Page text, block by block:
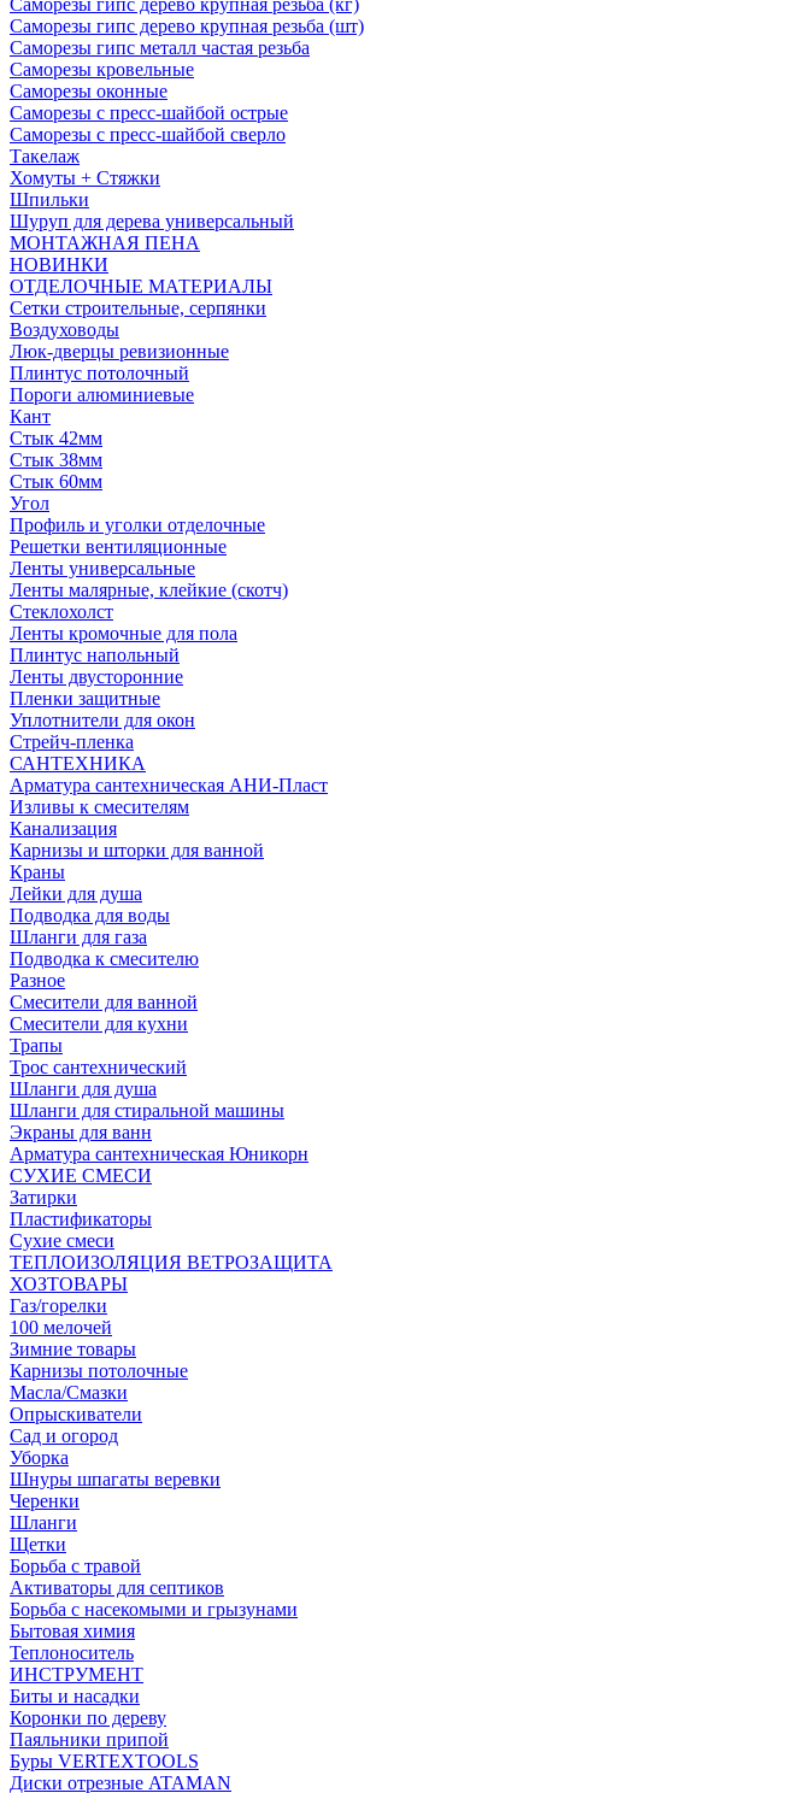
Саморезы гипс дерево крупная резьба (кг)
Саморезы гипс дерево крупная резьба (шт)
Саморезы гипс металл частая резьба
Саморезы кровельные
Саморезы оконные
Саморезы с пресс-шайбой острые
Саморезы с пресс-шайбой сверло
Такелаж
Хомуты + Стяжки
Шпильки
Шуруп для дерева универсальный
МОНТАЖНАЯ ПЕНА
НОВИНКИ
ОТДЕЛОЧНЫЕ МАТЕРИАЛЫ
Сетки строительные, серпянки
Воздуховоды
Люк-дверцы ревизионные
Плинтус потолочный
Пороги алюминиевые
Кант
Стык 42мм
Стык 38мм
Стык 60мм
Угол
Профиль и уголки отделочные
Решетки вентиляционные
Ленты универсальные
Ленты малярные, клейкие (скотч)
Стеклохолст
Ленты кромочные для пола
Плинтус напольный
Ленты двусторонние
Пленки защитные
Уплотнители для окон
Стрейч-пленка
САНТЕХНИКА
Арматура сантехническая АНИ-Пласт
Изливы к смесителям
Канализация
Карнизы и шторки для ванной
Краны
Лейки для душа
Подводка для воды
Шланги для газа
Подводка к смесителю
Разное
Смесители для ванной
Смесители для кухни
Трапы
Трос сантехнический
Шланги для душа
Шланги для стиральной машины
Экраны для ванн
Арматура сантехническая Юникорн
СУХИЕ СМЕСИ
Затирки
Пластификаторы
Сухие смеси
ТЕПЛОИЗОЛЯЦИЯ ВЕТРОЗАЩИТА
ХОЗТОВАРЫ
Газ/горелки
100 мелочей
Зимние товары
Карнизы потолочные
Масла/Смазки
Опрыскиватели
Сад и огород
Уборка
Шнуры шпагаты веревки
Черенки
Шланги
Щетки
Борьба с травой
Активаторы для септиков
Борьба с насекомыми и грызунами
Бытовая химия
Теплоноситель
ИНСТРУМЕНТ
Биты и насадки
Коронки по дереву
Паяльники припой
Буры VERTEXTOOLS
Диски отрезные ATAMAN